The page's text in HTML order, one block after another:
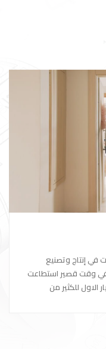
إنتاج وتصنيع
وفي وقت قصير استطاعت
الاول للكثير من